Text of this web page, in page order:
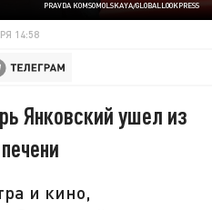
PRAVDA KOMSOMOLSKAYA/GLOBALLOOKPRESS
14:58
Янковский ушел из
и кино,